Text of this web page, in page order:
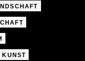
KUNST